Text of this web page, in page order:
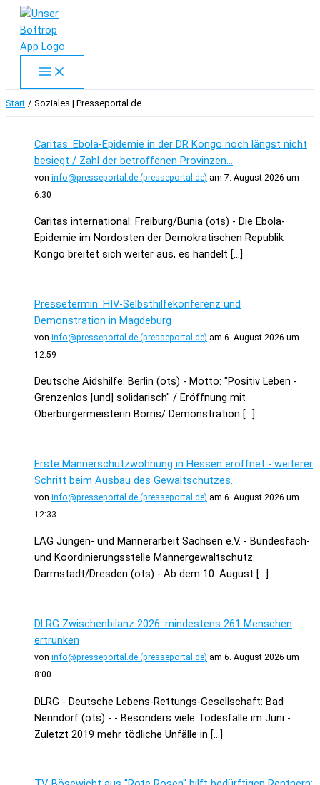
Zum
Inhalt
springen
Start Soziales | Presseportal.de
Caritas: Ebola-Epidemie in der DR Kongo noch längst nicht
besiegt / Zahl der betroffenen Provinzen...
von info@presseportal.de (presseportal.de) am 7. August 2026 um
6:30
Caritas international: Freiburg/Bunia (ots) - Die Ebola-
Epidemie im Nordosten der Demokratischen Republik
Kongo breitet sich weiter aus, es handelt […]
Pressetermin: HIV-Selbsthilfekonferenz und
Demonstration in Magdeburg
von info@presseportal.de (presseportal.de) am 6. August 2026 um
12:59
Deutsche Aidshilfe: Berlin (ots) - Motto: "Positiv Leben -
Grenzenlos [und] solidarisch" / Eröffnung mit
Oberbürgermeisterin Borris/ Demonstration […]
Erste Männerschutzwohnung in Hessen eröffnet - weiterer
Schritt beim Ausbau des Gewaltschutzes...
von info@presseportal.de (presseportal.de) am 6. August 2026 um
12:33
LAG Jungen- und Männerarbeit Sachsen e.V. - Bundesfach-
und Koordinierungsstelle Männergewaltschutz:
Darmstadt/Dresden (ots) - Ab dem 10. August […]
DLRG Zwischenbilanz 2026: mindestens 261 Menschen
ertrunken
von info@presseportal.de (presseportal.de) am 6. August 2026 um
8:00
DLRG - Deutsche Lebens-Rettungs-Gesellschaft: Bad
Nenndorf (ots) - - Besonders viele Todesfälle im Juni -
Zuletzt 2019 mehr tödliche Unfälle in […]